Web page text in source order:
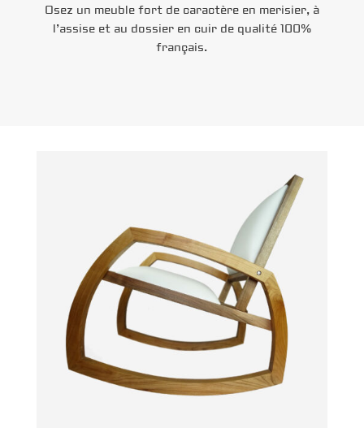
Osez un meuble fort de caractère en merisier, à
l’assise et au dossier en cuir de qualité 100%
français.